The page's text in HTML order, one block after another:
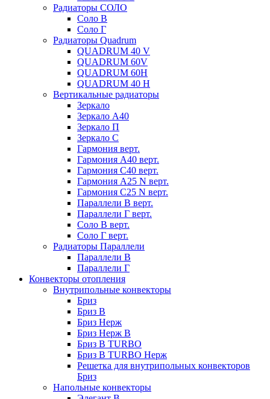
Радиаторы СОЛО
Соло В
Соло Г
Радиаторы Quadrum
QUADRUM 40 V
QUADRUM 60V
QUADRUM 60H
QUADRUM 40 H
Вертикальные радиаторы
Зеркало
Зеркало А40
Зеркало П
Зеркало С
Гармония верт.
Гармония А40 верт.
Гармония С40 верт.
Гармония А25 N верт.
Гармония С25 N верт.
Параллели В верт.
Параллели Г верт.
Соло В верт.
Соло Г верт.
Радиаторы Параллели
Параллели В
Параллели Г
Конвекторы отопления
Внутрипольные конвекторы
Бриз
Бриз В
Бриз Нерж
Бриз Нерж В
Бриз В TURBO
Бриз В TURBO Нерж
Решетка для внутрипольных конвекторов
Бриз
Напольные конвекторы